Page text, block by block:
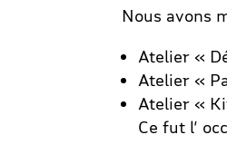
Nous avons
Atelier «
Atelier «
Atelier «
Ce fut l’